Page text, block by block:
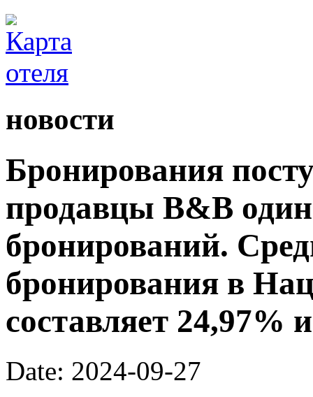
новости
Бронирования
продавцы B&B
бронирований.
бронирования в
составляет 24,97%
Date: 2024-09-27